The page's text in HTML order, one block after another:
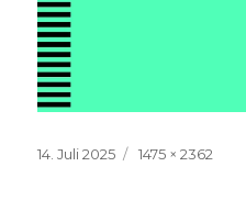
Veröffentlicht
14. Juli 2025
Volle
1475 × 2362